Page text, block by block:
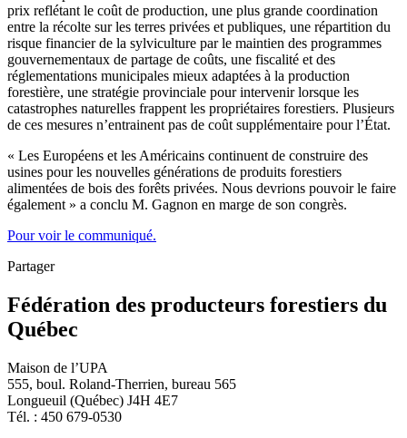
prix reflétant le coût de production, une plus grande coordination
entre la récolte sur les terres privées et publiques, une répartition du
risque financier de la sylviculture par le maintien des programmes
gouvernementaux de partage de coûts, une fiscalité et des
réglementations municipales mieux adaptées à la production
forestière, une stratégie provinciale pour intervenir lorsque les
catastrophes naturelles frappent les propriétaires forestiers. Plusieurs
de ces mesures n’entrainent pas de coût supplémentaire pour l’État.
« Les Européens et les Américains continuent de construire des
usines pour les nouvelles générations de produits forestiers
alimentées de bois des forêts privées. Nous devrions pouvoir le faire
également » a conclu M. Gagnon en marge de son congrès.
Pour voir le communiqué.
Partager
Fédération des producteurs forestiers du
Québec
Maison de l’UPA
555, boul. Roland-Therrien, bureau 565
Longueuil (Québec) J4H 4E7
Tél. : 450 679-0530